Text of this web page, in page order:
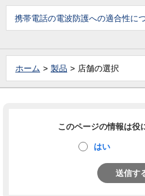
携帯電話の電波防護への適合性に
ホーム 製品 店舗の選択
このページの情報は役
はい
送信す